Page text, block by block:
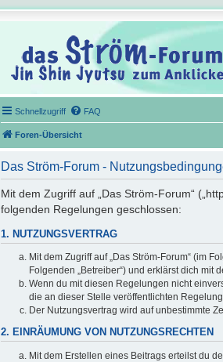
Schnellzugriff FAQ
Foren-Übersicht
Das Ström-Forum -
Mit dem Zugriff auf „Das Ström-Forum“
folgenden Regelungen geschlossen:
1. NUTZUNGSVERTRAG
Mit dem Zugriff auf „Das Ström-Forum“ (im
Folgenden „Betreiber“) und erklärst dich
Wenn du mit diesen Regelungen nicht
die an dieser Stelle veröffentlichten
Der Nutzungsvertrag wird auf unbestimmte
2. EINRÄUMUNG VON NUTZUNGSRECHTEN
Mit dem Erstellen eines Beitrags erteilst du